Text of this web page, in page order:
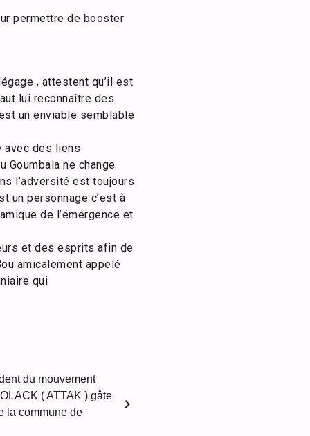
permettre de booster
, attestent qu’il est
lui reconnaître des
un enviable semblable
avec des liens
Goumbala ne change
l’adversité est toujours
un personnage c’est à
de l’émergence et
et des esprits afin de
amicalement appelé
qui
du mouvement
( ATTAK ) gâte
la commune de
chevron_right